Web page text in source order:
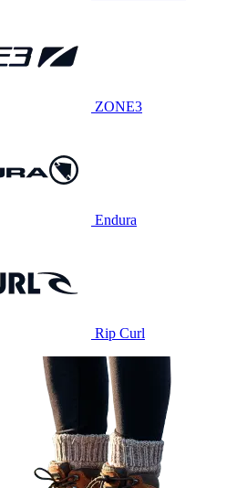
ZONE3
Endura
Rip Curl